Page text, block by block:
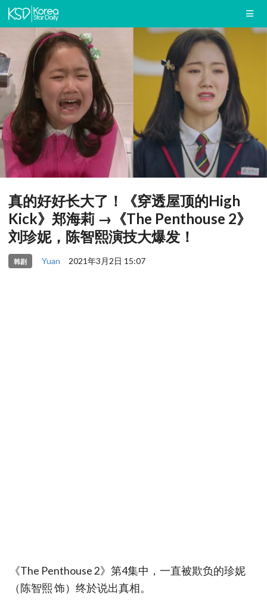
真的好好长大了！《穿透屋顶的High
Kick》郑海莉 →《The Penthouse 2》
刘珍妮，陈智熙演技大爆发！
韩剧 Yuan 2021年3月2日 15:07
《The Penthouse 2》第4集中，一直被欺负的珍妮
（陈智熙 饰）终於说出真相。